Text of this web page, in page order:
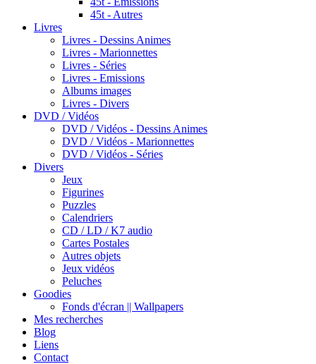
45t - Autres
Livres
Livres - Dessins Animes
Livres - Marionnettes
Livres - Séries
Livres - Emissions
Albums images
Livres - Divers
DVD / Vidéos
DVD / Vidéos - Dessins Animes
DVD / Vidéos - Marionnettes
DVD / Vidéos - Séries
Divers
Jeux
Figurines
Puzzles
Calendriers
CD / LD / K7 audio
Cartes Postales
Autres objets
Jeux vidéos
Peluches
Goodies
Fonds d'écran || Wallpapers
Mes recherches
Blog
Liens
Contact